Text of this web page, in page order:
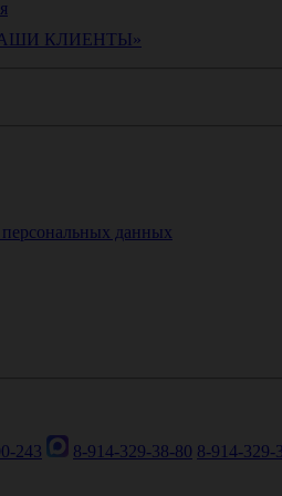
КЛИЕНТЫ»
данных
243 8-914-329-38-80 8-914-329-